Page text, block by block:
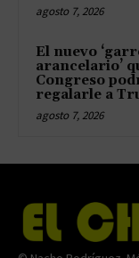
agosto 7, 2026
El nuevo
arancelario’
Congreso
regalarle a
agosto 7, 2026